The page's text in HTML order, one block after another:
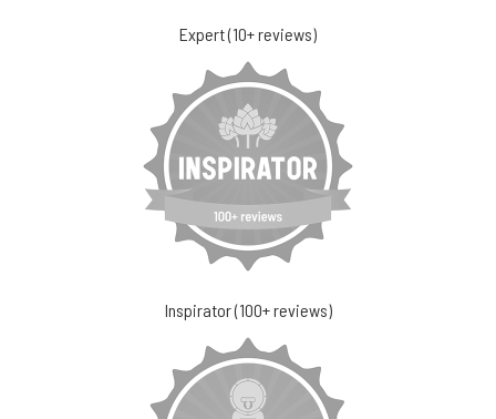
Expert (10+ reviews)
Inspirator (100+ reviews)